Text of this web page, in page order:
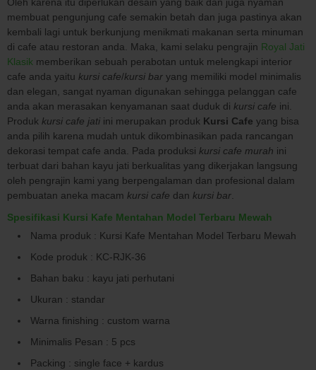
membuat pengunjung cafe semakin betah dan juga pastinya akan
kembali lagi untuk berkunjung menikmati makanan serta minuman
di cafe atau restoran anda. Maka, kami selaku pengrajin Royal Jati
Klasik memberikan sebuah perabotan untuk melengkapi interior
cafe anda yaitu kursi cafe/kursi bar yang memiliki model minimalis
dan elegan, sangat nyaman digunakan sehingga pelanggan cafe
anda akan merasakan kenyamanan saat duduk di kursi cafe ini.
Produk kursi cafe jati ini merupakan produk Kursi Cafe yang bisa
anda pilih karena mudah untuk dikombinasikan pada rancangan
dekorasi tempat cafe anda. Pada produksi kursi cafe murah ini
terbuat dari bahan kayu jati berkualitas yang dikerjakan langsung
oleh pengrajin kami yang berpengalaman dan profesional dalam
pembuatan aneka macam kursi cafe dan kursi bar
Spesifikasi Kursi Kafe Mentahan Model Terbaru Mewah
Nama produk : Kursi Kafe Mentahan Model Terbaru Mewah
Kode produk : KC-RJK-36
Bahan baku : kayu jati perhutani
Ukuran : standar
Warna finishing : custom warna
Minimalis Pesan : 5 pcs
Packing : single face + kardus